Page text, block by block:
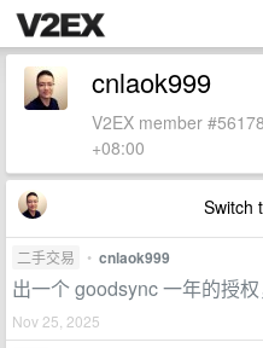
cnlaok999
V2EX member
+08:00
Switch
二手交易 • cnlaok999
出一个 goodsync 一年的授
Nov 25, 2025